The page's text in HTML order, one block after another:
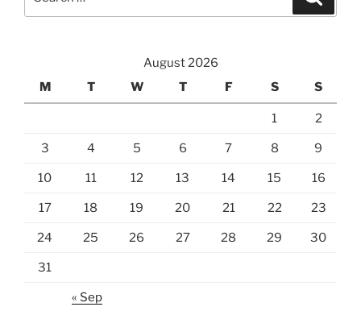
August 2026
M
T W T F S S
1 2
3 4 5 6 7 8 9
10 11 12 13 14 15 16
17 18 19 20 21 22 23
24 25 26 27 28 29 30
31
« Sep